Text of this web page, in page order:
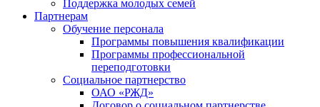
Поддержка молодых семей
Партнерам
Обучение персонала
Программы повышения квалификации
Программы профессиональной
переподготовки
Социальное партнерство
ОАО «РЖД»